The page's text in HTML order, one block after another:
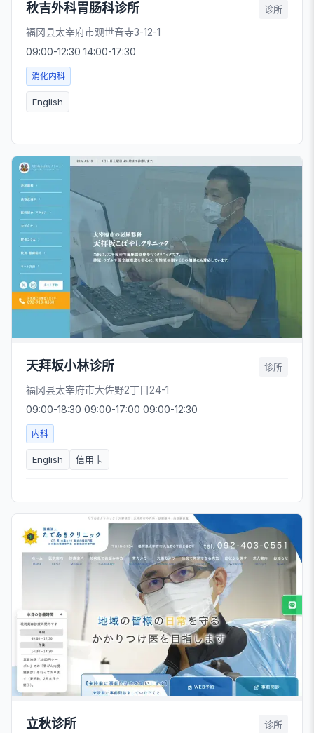
秋吉外科胃肠科诊所 诊所
福冈县太宰府市观世音寺3-12-1
09:00-12:30 14:00-17:30
消化内科
English
天拜坂小林诊所 诊所
福冈县太宰府市大佐野2丁目24-1
09:00-18:30 09:00-17:00 09:00-12:30
内科
English 信用卡
立秋诊所 诊所